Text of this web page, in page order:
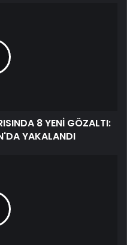
8 YENİ GÖZALTI:
YAKALANDI